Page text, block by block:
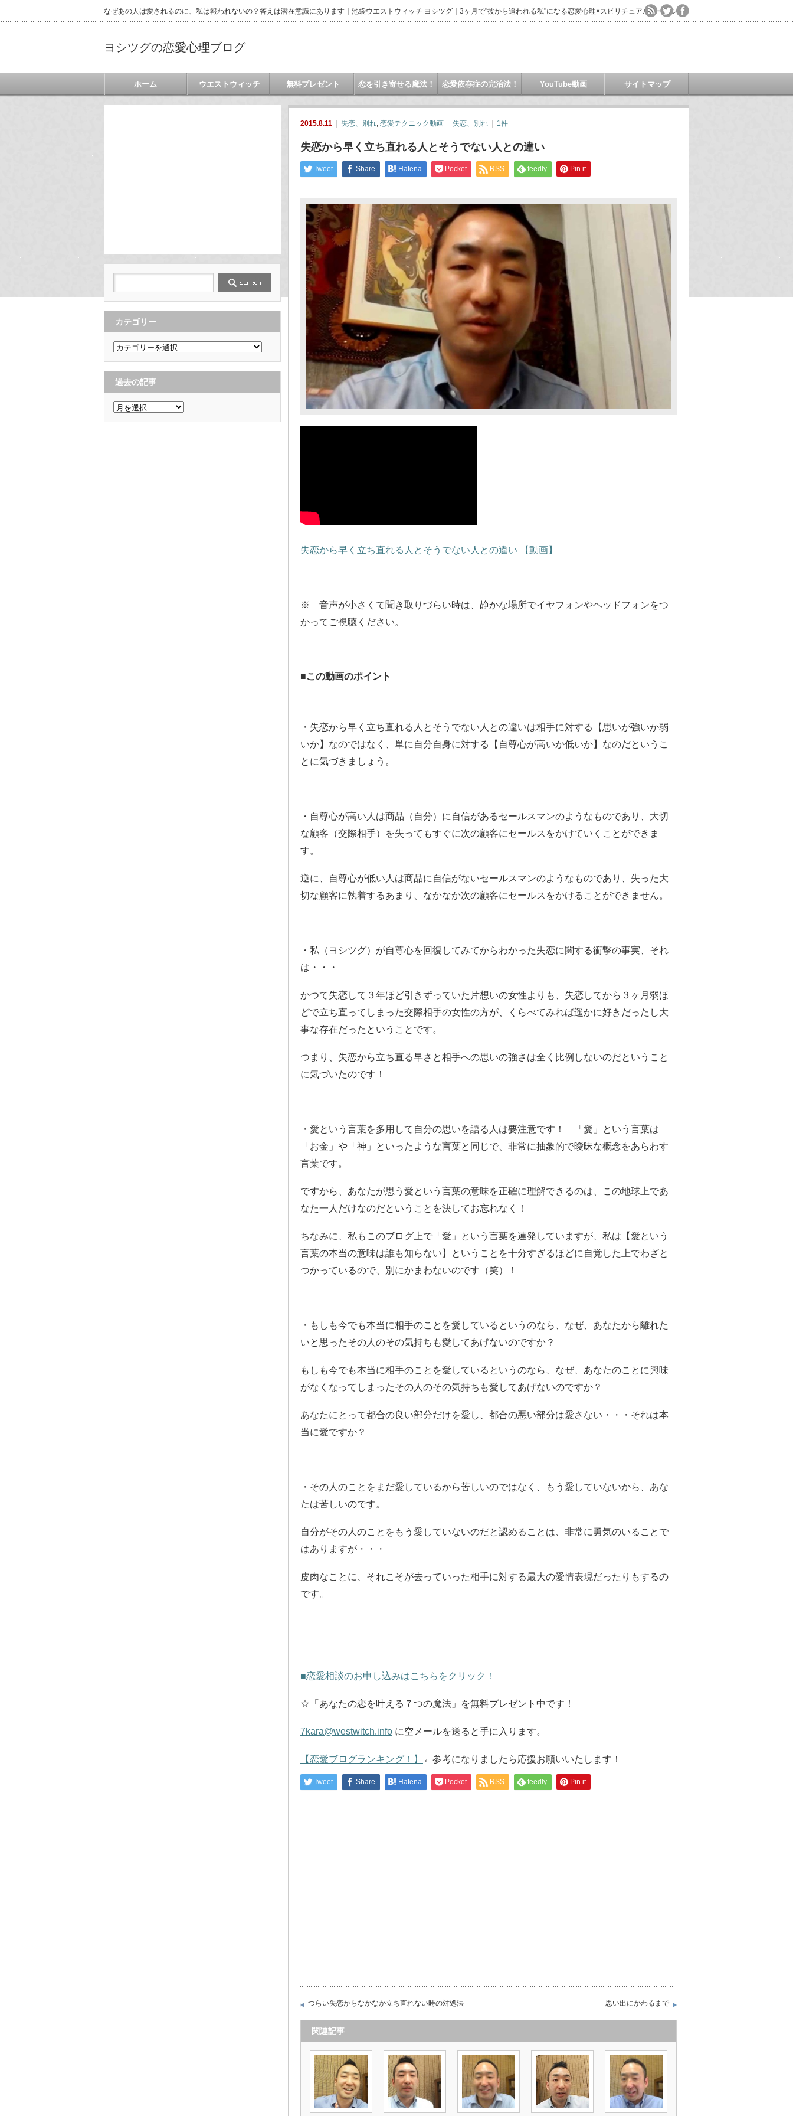
なぜあの人は愛されるのに、私は報われないの？答えは潜在意識にあります｜池袋ウエストウィッチ ヨシツグ｜3ヶ月で"彼から追われる私"になる恋愛心理×スピリチュアルコーチング
ヨシツグの恋愛心理ブログ
ホーム ウエストウィッチ 無料プレゼント 恋を引き寄せる魔法！ 恋愛依存症の完治法！ YouTube動画 サイトマップ
2015.8.11 失恋、別れ, 恋愛テクニック動画 失恋、別れ 1件
失恋から早く立ち直れる人とそうでない人との違い
Tweet Share Hatena Pocket RSS feedly Pin it
失恋から早く立ち直れる人とそうでない人との違い 【動画】
※ 音声が小さくて聞き取りづらい時は、静かな場所でイヤフォンやヘッドフォンをつ
かってご視聴ください。
■この動画のポイント
・失恋から早く立ち直れる人とそうでない人との違いは相手に対する【思いが強いか弱
いか】なのではなく、単に自分自身に対する【自尊心が高いか低いか】なのだというこ
とに気づきましょう。
・自尊心が高い人は商品（自分）に自信があるセールスマンのようなものであり、大切
な顧客（交際相手）を失ってもすぐに次の顧客にセールスをかけていくことができま
す。
逆に、自尊心が低い人は商品に自信がないセールスマンのようなものであり、失った大
切な顧客に執着するあまり、なかなか次の顧客にセールスをかけることができません。
・私（ヨシツグ）が自尊心を回復してみてからわかった失恋に関する衝撃の事実、それ
は・・・
かつて失恋して３年ほど引きずっていた片想いの女性よりも、失恋してから３ヶ月弱ほ
どで立ち直ってしまった交際相手の女性の方が、くらべてみれば遥かに好きだったし大
事な存在だったということです。
つまり、失恋から立ち直る早さと相手への思いの強さは全く比例しないのだということ
に気づいたのです！
・愛という言葉を多用して自分の思いを語る人は要注意です！ 「愛」という言葉は
「お金」や「神」といったような言葉と同じで、非常に抽象的で曖昧な概念をあらわす
言葉です。
ですから、あなたが思う愛という言葉の意味を正確に理解できるのは、この地球上であ
なた一人だけなのだということを決してお忘れなく！
ちなみに、私もこのブログ上で「愛」という言葉を連発していますが、私は【愛という
言葉の本当の意味は誰も知らない】ということを十分すぎるほどに自覚した上でわざと
つかっているので、別にかまわないのです（笑）！
・もしも今でも本当に相手のことを愛しているというのなら、なぜ、あなたから離れた
いと思ったその人のその気持ちも愛してあげないのですか？
もしも今でも本当に相手のことを愛しているというのなら、なぜ、あなたのことに興味
がなくなってしまったその人のその気持ちも愛してあげないのですか？
あなたにとって都合の良い部分だけを愛し、都合の悪い部分は愛さない・・・それは本
当に愛ですか？
・その人のことをまだ愛しているから苦しいのではなく、もう愛していないから、あな
たは苦しいのです。
自分がその人のことをもう愛していないのだと認めることは、非常に勇気のいることで
はありますが・・・
皮肉なことに、それこそが去っていった相手に対する最大の愛情表現だったりもするの
です。
■恋愛相談のお申し込みはこちらをクリック！
☆「あなたの恋を叶える７つの魔法」を無料プレゼント中です！
7kara@westwitch.info に空メールを送ると手に入ります。
【恋愛ブログランキング！】 ←参考になりましたら応援お願いいたします！
Tweet Share Hatena Pocket RSS feedly Pin it
つらい失恋からなかなか立ち直れない時の対処法 思い出にかわるまで
関連記事
カテゴリー
カ
テ
ゴ
リ
ー
過去の記事
過
去
の